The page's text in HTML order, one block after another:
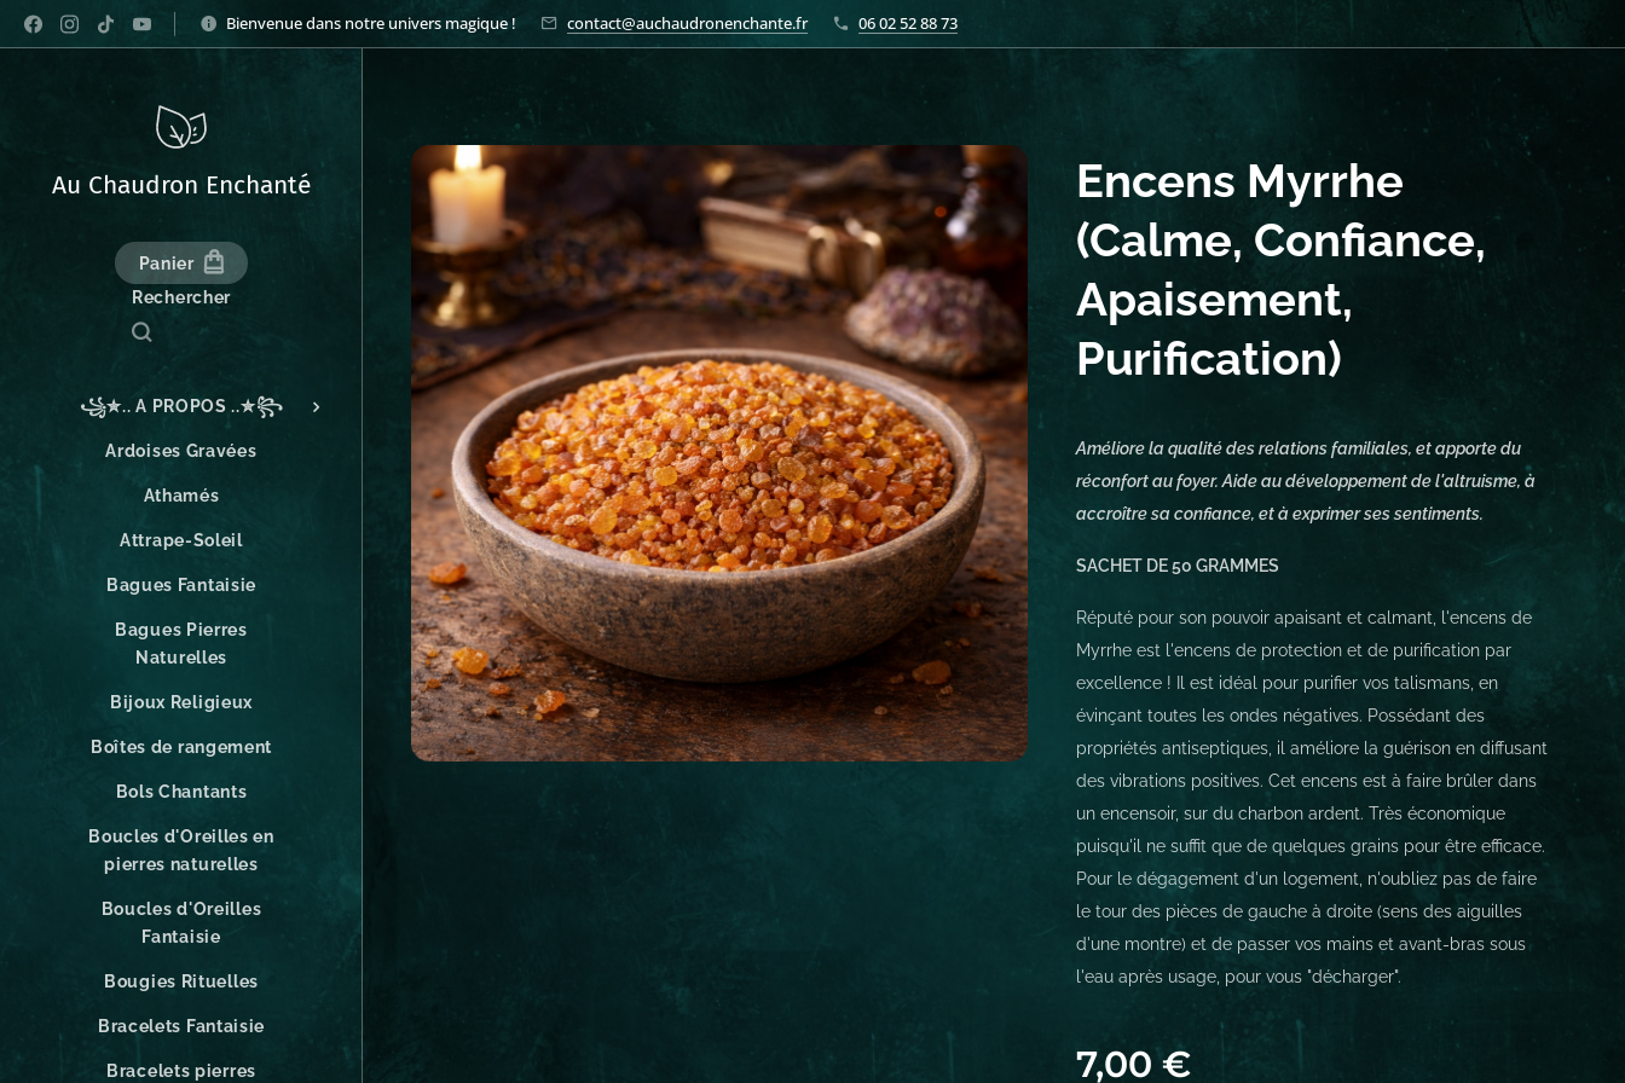
Bienvenue dans notre univers magique ! contact@auchaudronenchante.fr 06 02 52 88 73
Au Chaudron Enchanté
Panier
Rechercher
꧁✮.. A PROPOS ..✮꧂
Ardoises Gravées
Athamés
Attrape-Soleil
Bagues Fantaisie
Bagues Pierres
Naturelles
Bijoux Religieux
Boîtes de rangement
Bols Chantants
Boucles d'Oreilles en
pierres naturelles
Boucles d'Oreilles
Fantaisie
Bougies Rituelles
Bracelets Fantaisie
Bracelets pierres
Encens Myrrhe
(Calme, Confiance,
Apaisement,
Purification)
Améliore la qualité des relations familiales, et apporte du
réconfort au foyer. Aide au développement de l'altruisme, à
accroître sa confiance, et à exprimer ses sentiments.
SACHET DE 50 GRAMMES
Réputé pour son pouvoir apaisant et calmant, l'encens de
Myrrhe est l'encens de protection et de purification par
excellence ! Il est idéal pour purifier vos talismans, en
évinçant toutes les ondes négatives. Possédant des
propriétés antiseptiques, il améliore la guérison en diffusant
des vibrations positives. Cet encens est à faire brûler dans
un encensoir, sur du charbon ardent. Très économique
puisqu'il ne suffit que de quelques grains pour être efficace.
Pour le dégagement d'un logement, n'oubliez pas de faire
le tour des pièces de gauche à droite (sens des aiguilles
d'une montre) et de passer vos mains et avant-bras sous
l'eau après usage, pour vous "décharger".
7,00€